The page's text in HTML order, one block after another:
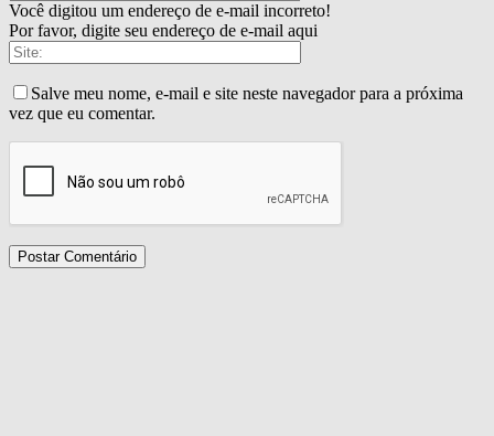
Você digitou um endereço de e-mail incorreto!
Por favor, digite seu endereço de e-mail aqui
Salve meu nome, e-mail e site neste navegador para a próxima
vez que eu comentar.